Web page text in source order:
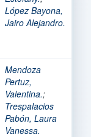
López Bayona,
Jairo Alejandro.
Mendoza
Pertuz,
Valentina.;
Trespalacios
Pabón, Laura
Vanessa.